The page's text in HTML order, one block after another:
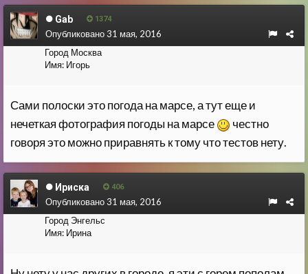
Gab 1374
Город Москва
Имя: Игорь
Опубликовано31 мая, 2016
Сами полоски это погода на марсе, а тут еще и
нечеткая фотография погоды на марсе
честно
говоря это можно приравнять к тому что тестов нету.
Ириска 406
Город Энгельс
Имя: Ирина
Опубликовано31 мая, 2016